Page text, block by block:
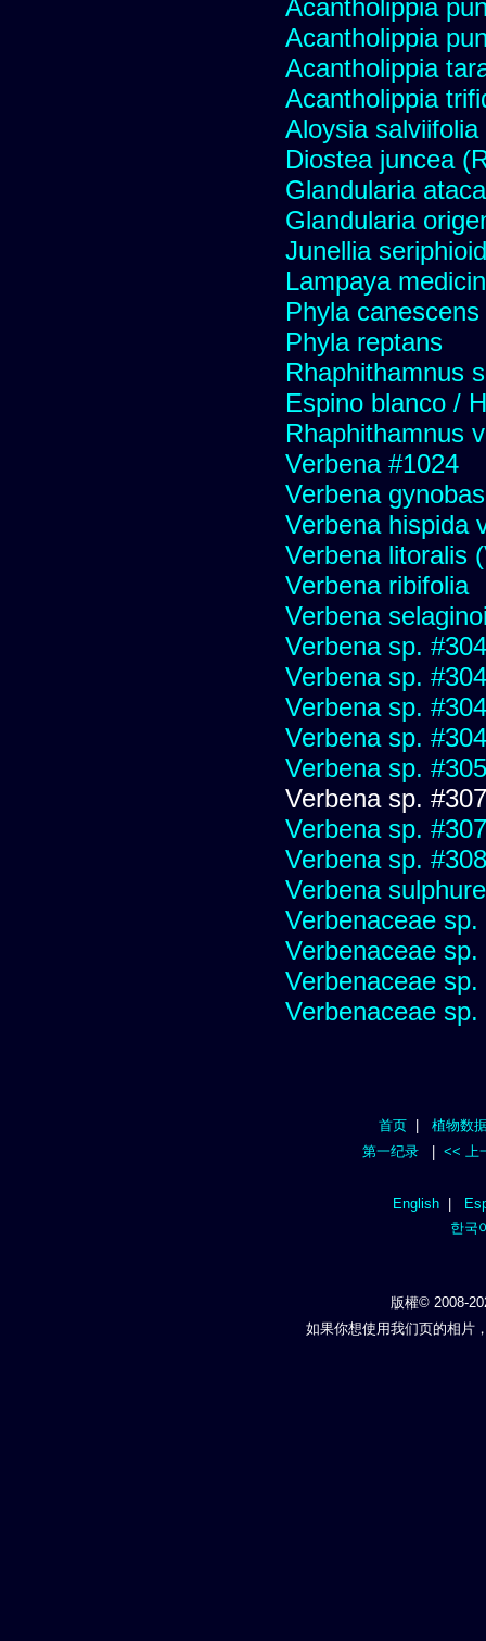
Acantholippia
Acantholippia
Acantholippia
Acantholippia
Aloysia
Diostea juncea
Glandularia
Glandularia
Junellia
Lampaya
Phyla canescens
Phyla reptans
Rhaphithamnus
Espino blanco /
Rhaphithamnus
Verbena #1024
Verbena
Verbena hispida
Verbena litoralis
Verbena ribifolia
Verbena
Verbena sp.
Verbena sp.
Verbena sp.
Verbena sp.
Verbena sp.
Verbena sp.
Verbena sp.
Verbena sp.
Verbena
Verbenaceae sp.
Verbenaceae sp.
Verbenaceae sp.
Verbenaceae sp.
首页
植物数
第一纪录| << 上
English|
한국
版權© 2008-
如果你想使用我们页的相片